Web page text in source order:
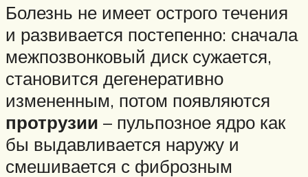
Болезнь не имеет острого течения
и развивается постепенно: сначала
межпозвонковый диск сужается,
становится дегенеративно
измененным, потом появляются
протрузии – пульпозное ядро как
бы выдавливается наружу и
смешивается с фиброзным